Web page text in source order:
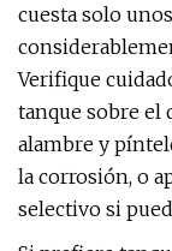
cuesta solo
Verifique
tanque sobre el
alambre y
la corrosión, o
selectivo si